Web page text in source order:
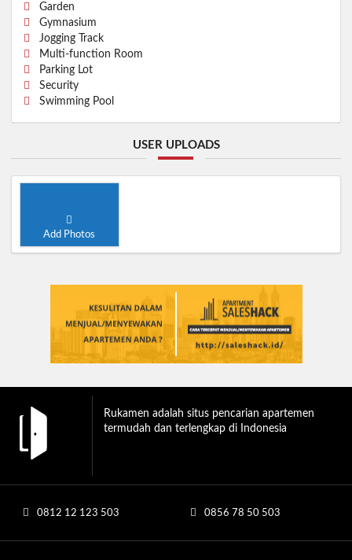
Garden
Gymnasium
Jogging Track
Multi-function Room
Parking Lot
Security
Swimming Pool
USER UPLOADS
Add Photos
Rukamen adalah situs pencarian apartemen
termudah dan terlengkap di Indonesia
0812 12 123 503 0856 78 50 503